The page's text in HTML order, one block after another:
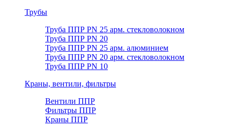
Трубы
Труба ППР PN 25 арм. стекловолокном
Труба ППР PN 20
Труба ППР PN 25 арм. алюминием
Труба ППР PN 20 арм. стекловолокном
Труба ППР PN 10
Краны, вентили, фильтры
Вентили ППР
Фильтры ППР
Краны ППР